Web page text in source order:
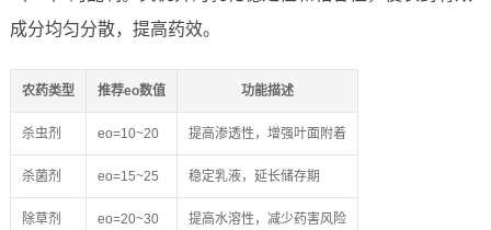
成分均匀分散，提高药效。
农药类型 推荐eo数值 功能描述
杀虫剂 eo=10~20 提高渗透性，增强叶面附着
杀菌剂 eo=15~25 稳定乳液，延长储存期
除草剂 eo=20~30 提高水溶性，减少药害风险